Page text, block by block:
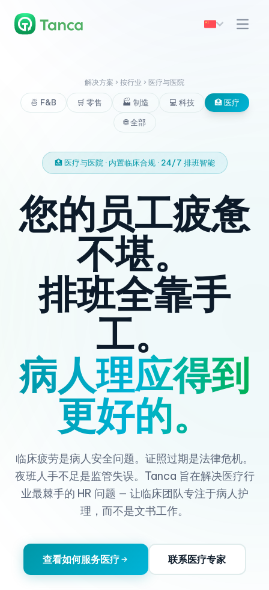
解决方案 › 按行业 › 医疗与医院
🍜 F&B 🛒 零售 🏭 制造 💻 科技 🏥 医疗
🌐 全部
🏥 医疗与医院 · 内置临床合规 · 24/7 排班智能
您的员工疲惫
不堪。
排班全靠手
工。
病人理应得到
更好的。
临床疲劳是病人安全问题。证照过期是法律危机。
夜班人手不足是监管失误。Tanca 旨在解决医疗行
业最棘手的 HR 问题 — 让临床团队专注于病人护
理，而不是文书工作。
查看如何服务医疗 联系医疗专家